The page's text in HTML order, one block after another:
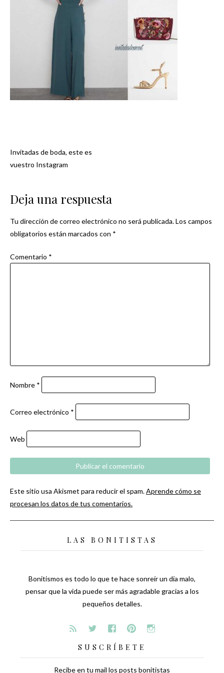
Navegación
Invitadas de boda, este es
vuestro Instagram
Deja una respuesta
Tu dirección de correo electrónico no será publicada.Los campos
obligatorios están marcados con *
Comentario *
Nombre *
Correo electrónico *
Web
Este sitio usa Akismet para reducir el spam.Aprende cómo se
procesan los datos de tus comentarios.
LAS BONITISTAS
Bonitismos es todo lo que te hace sonreír un día malo,
pensar que la vida puede ser más agradable gracias a los
pequeños detalles.
SUSCRÍBETE
Recibe en tu mail los posts bonitistas